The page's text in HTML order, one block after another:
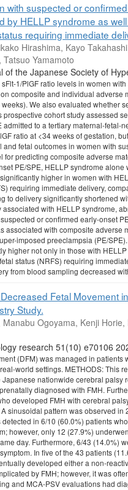
with suspected or
by HELLP syndrome as
requiring immediate
Hirashima, Kayo
Yamamoto
the Japanese Society of
1/PlGF ratio levels in women
composite and individual adverse
We also evaluated whether
cohort study assessed
to a tertiary maternal-fetal-
ratio at <34 weeks of gestation,
fetal outcomes in women with
predicting composite adverse
PE/SPE, HELLP syndrome
higher in women with
requiring immediate delivery,
to delivery significantly shortened
with HELLP syndrome,
or confirmed early-onset
associated with composite adverse
imposed preeclampsia (PE/
higher not only in those with
status (NRFS) requiring
from blood sampling decreased
Fetal Movement
Study.
Ogoyama, Kenji
research 51(10) e70106
(DFM) was managed in
world settings. METHODS: This
nationwide cerebral palsy
diagnosed with FMH.
developed FMH with cerebral
sinusoidal pattern was observed
in 6/10 (60.0%) patients
however, only 12 (27.9%)
day. Furthermore, 6/43 (14.0%)
In five of the 43 patients
developed either a non-
by FMH; however, it was
and MCA-PSV evaluations had